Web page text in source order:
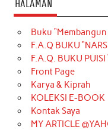
e
b
o
o
k
t
a
g
r
a
m
T
o
k
HALAMAN
Buku
F.A.Q BUKU
F.A.Q. BUKU PUISI
Front Page
Karya & Kiprah
KOLEKSI E-BOOK
Kontak Saya
MY ARTICLE